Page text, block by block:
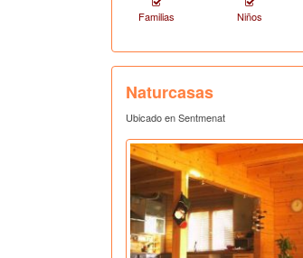
Familias Niños
Naturcasas
Ubicado en Sentmenat